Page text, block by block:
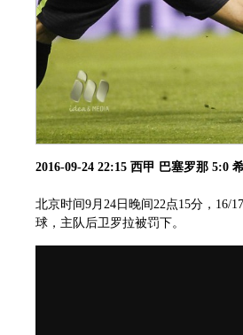
2016-09-24 22:15 西甲 巴塞罗那 5:0
北京时间9月24日晚间22点15分，16/
球，主队后卫罗拉被罚下。